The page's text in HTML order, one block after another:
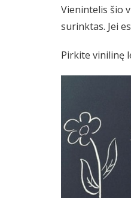
Vienintelis šio
surinktas. Jei
Pirkite vinilinę